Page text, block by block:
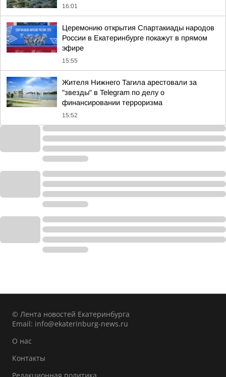
16:01
Церемонию открытия Спартакиады народов
России в Екатеринбурге покажут в прямом
эфире
15:55
Жителя Нижнего Тагила арестовали за
"звезды" в Telegram по делу о
финансировании терроризма
15:52
© Лента новостей Екатеринбурга
Email: info@ekaterinburg-news.ru
О нас
Контакты